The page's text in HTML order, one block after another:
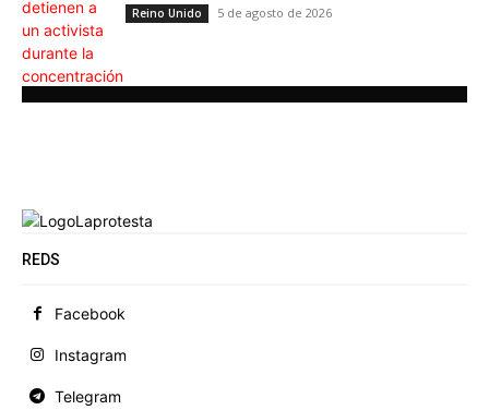
Reino Unido 5 de agosto de 2026
REDS
Facebook
Instagram
Telegram